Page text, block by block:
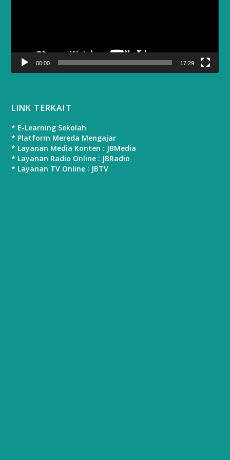
00:00 17:29
LINK TERKAIT
* E-Learning Sekolah
* Platform Mereda Mengajar
* Layanan Media Konten : JBMedia
* Layanan Radio Online : JBRadio
* Layanan TV Online : JBTV